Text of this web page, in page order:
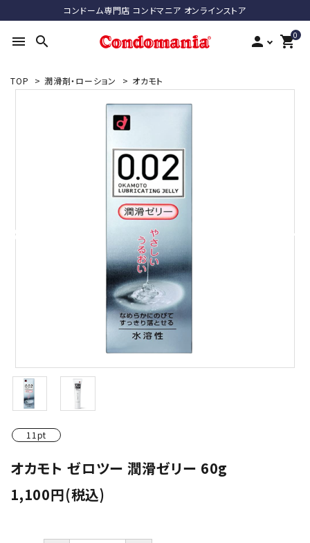
コンドーム専門店 コンドマニア オンラインストア
menu search person 0
shopping_cart
search
person 新規会員登録
最近チェックした商品
潤滑剤・ローション
アパレル
セルフプレジャー
コスメ
TOP > 潤滑剤・ローション > オカモト
11pt
オカモト ゼロツー 潤滑ゼリー 60g
1,100円(税込)